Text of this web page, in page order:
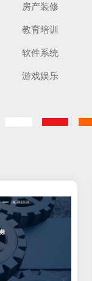
房产装修
教育培训
软件系统
游戏娱乐